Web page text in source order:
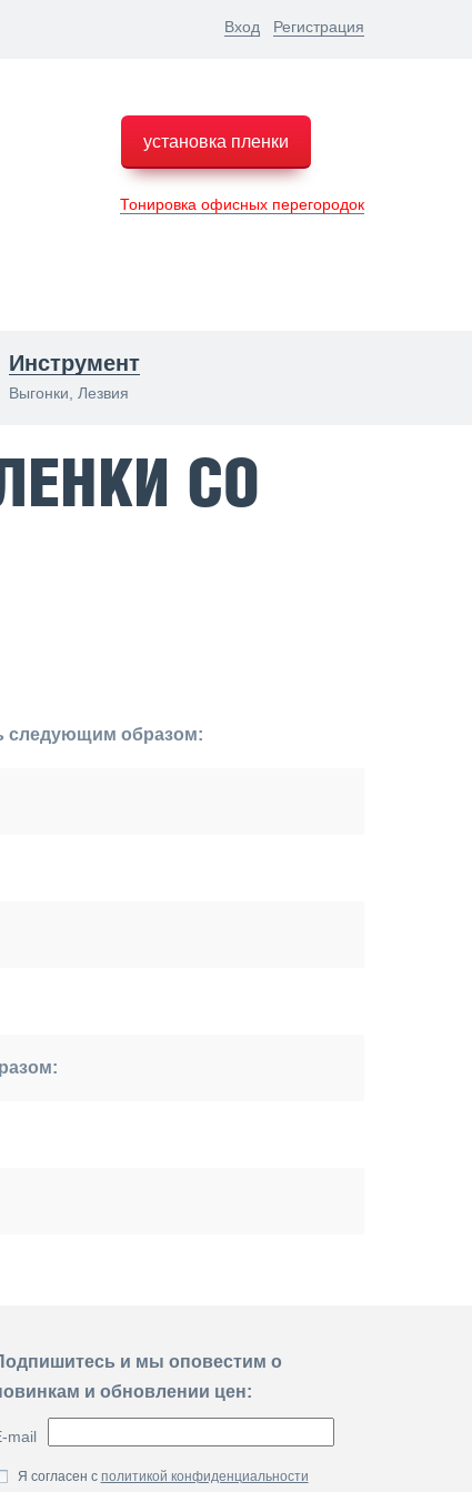
Вход Регистрация
установка пленки
Тонировка офисных перегородок
Инструмент
Выгонки, Лезвия
СО
следующим образом:
и мы оповестим о
и обновлении цен:
mail
Я согласен с политикой конфиденциальности